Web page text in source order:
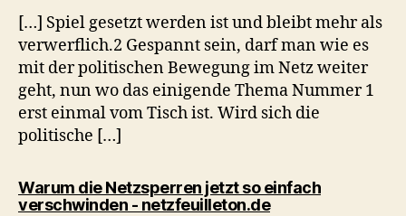
[…] Spiel gesetzt werden ist und bleibt mehr als
verwerflich.2 Gespannt sein, darf man wie es
mit der politischen Bewegung im Netz weiter
geht, nun wo das einigende Thema Nummer 1
erst einmal vom Tisch ist. Wird sich die
politische […]
Warum die Netzsperren jetzt so einfach
verschwinden - netzfeuilleton.desagt: